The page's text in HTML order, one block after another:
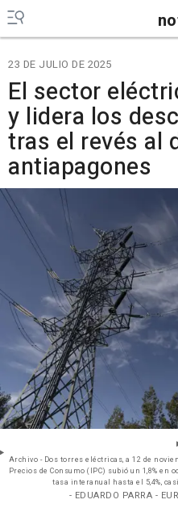
23 DE JULIO DE 2025
El sector
y lidera los
tras el revés al
antiapagones
Archivo - Dos torres eléctricas, a 12 de
Precios de Consumo (IPC) subió un 1,8%
tasa interanual hasta el 5,4%,
- EDUARDO PARRA -